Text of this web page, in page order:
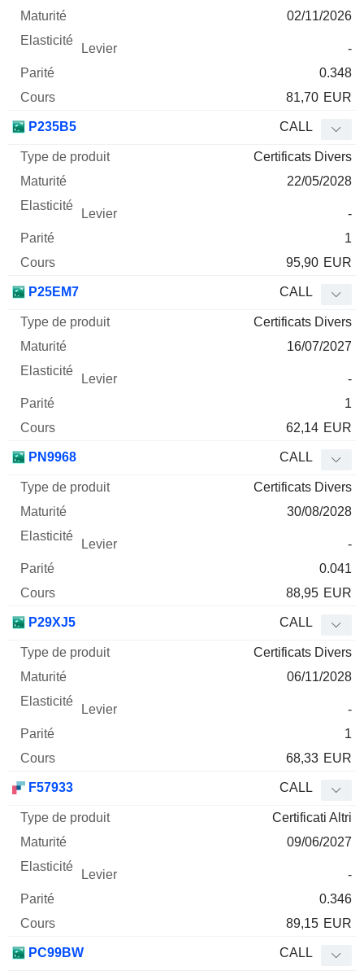
02/11/2026
-
0.348
81,70 EUR
P235B5 CALL
Certificats Divers
22/05/2028
-
1
95,90 EUR
P25EM7 CALL
Certificats Divers
16/07/2027
-
1
62,14 EUR
PN9968 CALL
Certificats Divers
30/08/2028
-
0.041
88,95 EUR
P29XJ5 CALL
Certificats Divers
06/11/2028
-
1
68,33 EUR
F57933 CALL
Certificati Altri
09/06/2027
-
0.346
89,15 EUR
PC99BW CALL